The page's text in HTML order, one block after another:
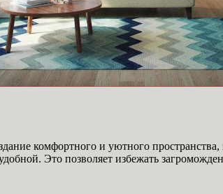
комфортного и уютного
Это позволяет избежать